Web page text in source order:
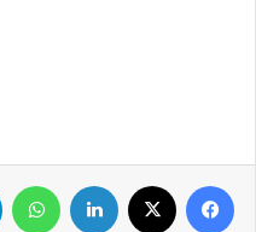
فيسبوك لينكدإن